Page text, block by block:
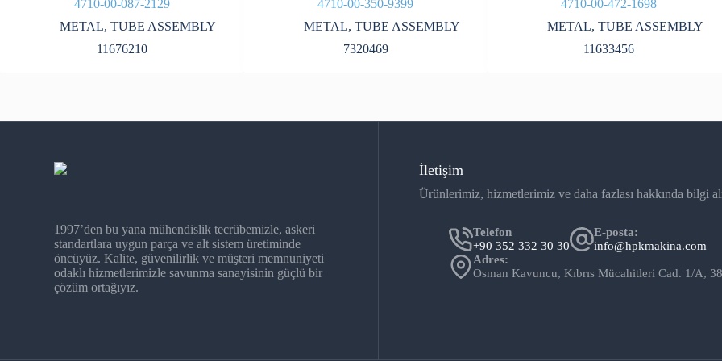
4710-00-087-2129
METAL,TUBE ASSEMBLY
11676210
4710-00-350-9399
METAL, TUBE ASSEMBLY
7320469
4710-00-472-1698
METAL, TUBE ASSEMBLY
11633456
1997’den bu yana mühendislik tecrübemizle, askeri
standartlara uygun parça ve alt sistem üretiminde
öncüyüz. Kalite, güvenilirlik ve müşteri memnuniyeti
odaklı hizmetlerimizle savunma sanayisinin güçlü bir
çözüm ortağıyız.
İletişim
Ürünlerimiz, hizmetlerimiz ve daha fazlası hakkında bilgi
Telefon
+90 352 332 30 30
E-posta:
info@hpkmakina.com
Adres:
Osman Kavuncu, Kıbrıs Mücahitleri Cad. 1/A,